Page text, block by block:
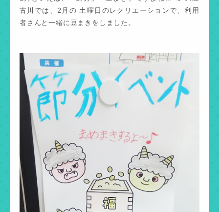
古川では、2月の 土曜日のレクリエーションで、利用
者さんと一緒に豆まきをしました。